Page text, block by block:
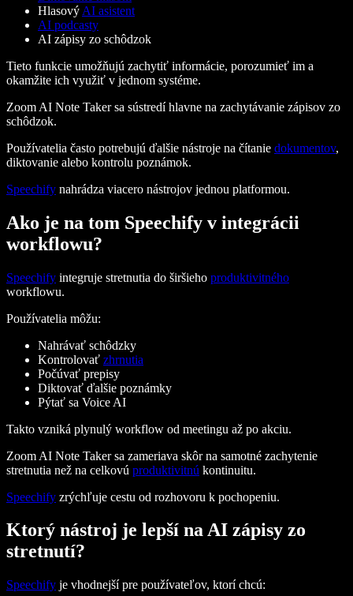
Hlasový AI asistent
AI podcasty
AI zápisy zo schôdzok
Tieto funkcie umožňujú zachytiť informácie, porozumieť im a
okamžite ich využiť v jednom systéme.
Zoom AI Note Taker sa sústredí hlavne na zachytávanie zápisov zo
schôdzok.
Používatelia často potrebujú ďalšie nástroje na čítanie dokumentov,
diktovanie alebo kontrolu poznámok.
Speechify nahrádza viacero nástrojov jednou platformou.
Ako je na tom Speechify v integrácii
workflowu?
Speechify integruje stretnutia do širšieho produktivitného
workflowu.
Používatelia môžu:
Nahrávať schôdzky
Kontrolovať zhrnutia
Počúvať prepisy
Diktovať ďalšie poznámky
Pýtať sa Voice AI
Takto vzniká plynulý workflow od meetingu až po akciu.
Zoom AI Note Taker sa zameriava skôr na samotné zachytenie
stretnutia než na celkovú produktivitnú kontinuitu.
Speechify zrýchľuje cestu od rozhovoru k pochopeniu.
Ktorý nástroj je lepší na AI zápisy zo
stretnutí?
Speechify je vhodnejší pre používateľov, ktorí chcú: